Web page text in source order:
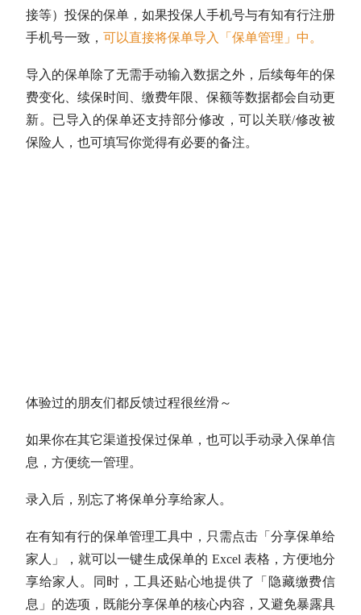
接等）投保的保单，如果投保人手机号与有知有行注册
手机号一致， 可以直接将保单导入「保单管理」中。
导入的保单除了无需手动输入数据之外，后续每年的保
费变化、续保时间、缴费年限、保额等数据都会自动更
新。已导入的保单还支持部分修改，可以关联/修改被
保险人，也可填写你觉得有必要的备注。
体验过的朋友们都反馈过程很丝滑～
如果你在其它渠道投保过保单，也可以手动录入保单信
息，方便统一管理。
录入后，别忘了将保单分享给家人。
在有知有行的保单管理工具中，只需点击「分享保单给
家人」，就可以一键生成保单的 Excel 表格，方便地分
享给家人。同时，工具还贴心地提供了「隐藏缴费信
息」的选项，既能分享保单的核心内容，又避免暴露具